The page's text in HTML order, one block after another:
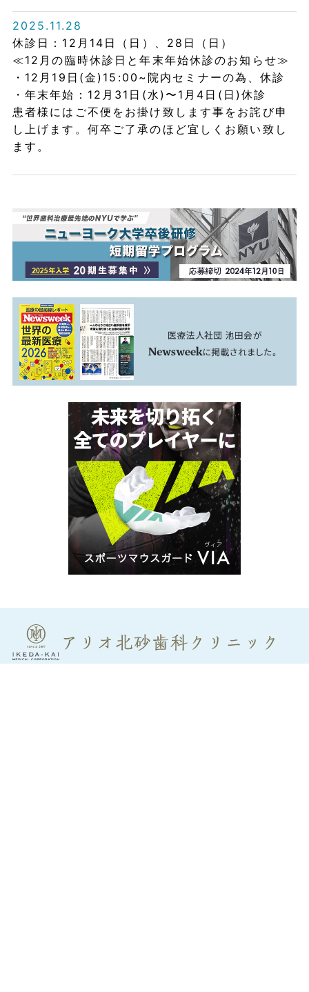
2025.11.28
休診日：12月14日（日）、28日（日）
≪12月の臨時休診日と年末年始休診のお知らせ≫
・12月19日(金)15:00~院内セミナーの為、休診
・年末年始：12月31日(水)〜1月4日(日)休診
患者様にはご不便をお掛け致します事をお詫び申
し上げます。何卒ご了承のほど宜しくお願い致し
ます。